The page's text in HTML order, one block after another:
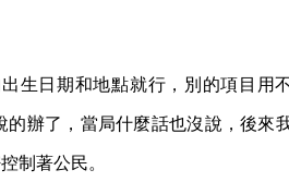
生日期和地點就行，別的項目用
辦了，當局什麼話也沒說，後來
制著公民。